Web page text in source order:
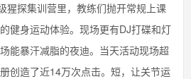
猩探集训营里，教练们抛开常规上课
健身运动体验。现场更有DJ打碟和灯
能暴汗减脂的夜迪。当天活动现场超
创造了近14万次点击。短，让关节运